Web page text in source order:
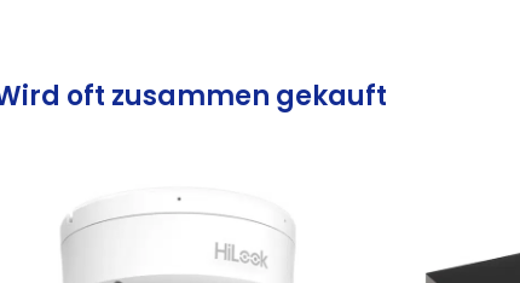
oft zusammen gekauft